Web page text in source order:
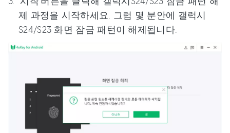
제 과정을 시작하세요. 그럼 몇 분안에 갤럭시
S24/S23 화면 잠금 패턴이 해제됩니다.